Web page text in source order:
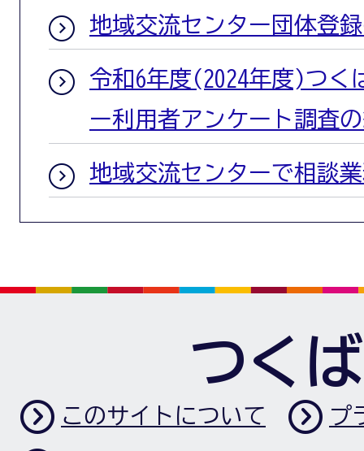
地域交流センター団体登
令和6年度(2024年度)つく
ー利用者アンケート調査
地域交流センターで相談
つく
このサイトについて プ